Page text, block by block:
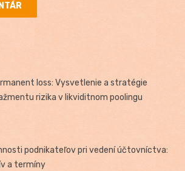
loss: Vysvetlenie a stratégie
rizika v likviditnom poolingu
podnikateľov pri vedení účtovníctva:
a termíny